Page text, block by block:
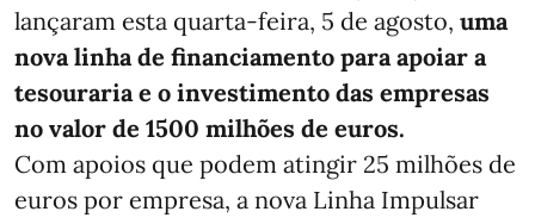
lançaram esta quarta-feira, 5 de agosto, uma
nova linha de financiamento para apoiar a
tesouraria e o investimento das empresas
no valor de 1500 milhões de euros.
Com apoios que podem atingir 25 milhões de
euros por empresa, a nova Linha Impulsar